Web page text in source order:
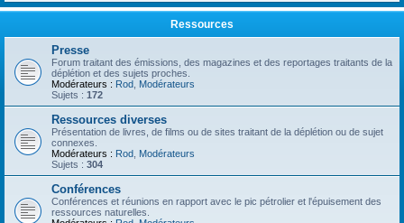
Ressources
Presse
Forum traitant des émissions, des magazines et des reportages traitants de la
déplétion et des sujets proches.
Modérateurs : Rod Modérateurs
Sujets : 172
Ressources diverses
Présentation de livres, de films ou de sites traitant de la déplétion ou de sujet
connexes.
Modérateurs : Rod Modérateurs
Sujets : 304
Conférences
Conférences et réunions en rapport avec le pic pétrolier et l'épuisement des
ressources naturelles.